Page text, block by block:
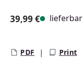
39,99 € lieferbar
PDF Print